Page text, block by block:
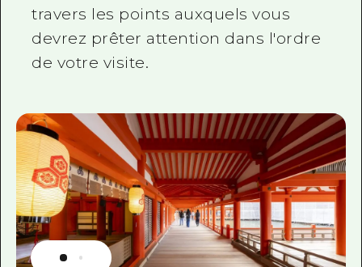
travers les points auxquels vous
devrez prêter attention dans l'ordre
de votre visite.